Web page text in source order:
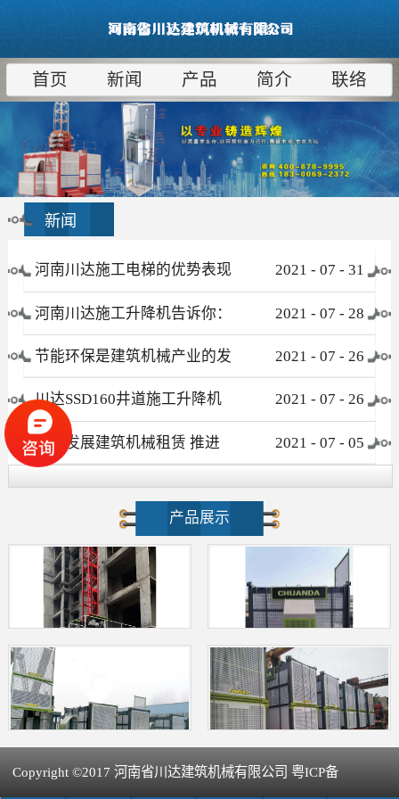
首页 新闻 产品 简介 联络
新闻
河南川达施工电梯的优势表现
在哪些方面
2021 - 07 - 31
河南川达施工升降机告诉你：
为什么租赁比采购更合算
2021 - 07 - 28
节能环保是建筑机械产业的发
展趋势
2021 - 07 - 26
川达SSD160井道施工升降机
介绍
2021 - 07 - 26
大力发展建筑机械租赁 推进
新型建筑工业化进程
2021 - 07 - 05
产品展示
Copyright ©2017 河南省川达建筑机械有限公司 粤ICP备